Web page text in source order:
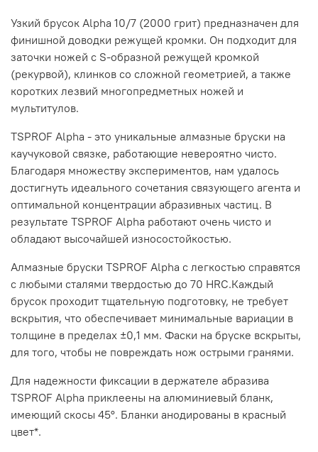
Узкий брусок Alpha 10/7 (2000 грит) предназначен для
финишной доводки режущей кромки. Он подходит для
заточки ножей с S-образной режущей кромкой
(рекурвой), клинков со сложной геометрией, а также
коротких лезвий многопредметных ножей и
мультитулов.
TSPROF Alpha - это уникальные алмазные бруски на
каучуковой связке, работающие невероятно чисто.
Благодаря множеству экспериментов, нам удалось
достигнуть идеального сочетания связующего агента и
оптимальной концентрации абразивных частиц. В
результате TSPROF Alpha работают очень чисто и
обладают высочайшей износостойкостью.
Алмазные бруски TSPROF Alpha с легкостью справятся
с любыми сталями твердостью до 70 HRC.Каждый
брусок проходит тщательную подготовку, не требует
вскрытия, что обеспечивает минимальные вариации в
толщине в пределах ±0,1 мм. Фаски на бруске вскрыты,
для того, чтобы не повреждать нож острыми гранями.
Для надежности фиксации в держателе абразива
TSPROF Alpha приклеены на алюминиевый бланк,
имеющий скосы 45°. Бланки анодированы в красный
цвет*.